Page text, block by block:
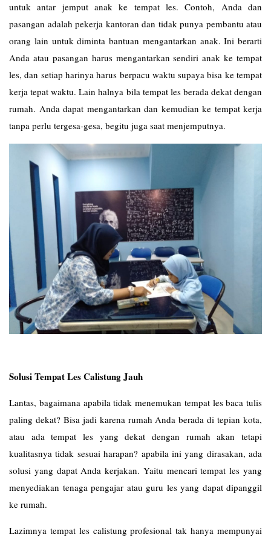
untuk antar jemput anak ke tempat les. Contoh, Anda dan
pasangan adalah pekerja kantoran dan tidak punya pembantu atau
orang lain untuk diminta bantuan mengantarkan anak. Ini berarti
Anda atau pasangan harus mengantarkan sendiri anak ke tempat
les, dan setiap harinya harus berpacu waktu supaya bisa ke tempat
kerja tepat waktu. Lain halnya bila tempat les berada dekat dengan
rumah. Anda dapat mengantarkan dan kemudian ke tempat kerja
tanpa perlu tergesa-gesa, begitu juga saat menjemputnya.
Solusi Tempat Les Calistung Jauh
Lantas, bagaimana apabila tidak menemukan tempat les baca tulis
paling dekat? Bisa jadi karena rumah Anda berada di tepian kota,
atau ada tempat les yang dekat dengan rumah akan tetapi
kualitasnya tidak sesuai harapan? apabila ini yang dirasakan, ada
solusi yang dapat Anda kerjakan. Yaitu mencari tempat les yang
menyediakan tenaga pengajar atau guru les yang dapat dipanggil
ke rumah.
Lazimnya tempat les calistung profesional tak hanya mempunyai